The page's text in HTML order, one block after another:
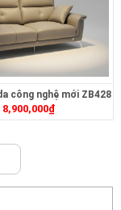
công nghệ mới ZB428
8,900,000₫